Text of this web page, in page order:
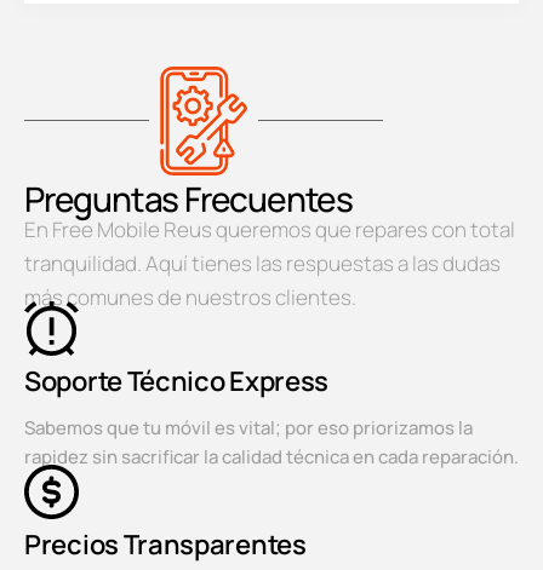
Preguntas Frecuentes
En Free Mobile Reus queremos que repares con total
tranquilidad. Aquí tienes las respuestas a las dudas
más comunes de nuestros clientes.
Soporte Técnico Express
Sabemos que tu móvil es vital; por eso priorizamos la
rapidez sin sacrificar la calidad técnica en cada reparación.
Precios Transparentes